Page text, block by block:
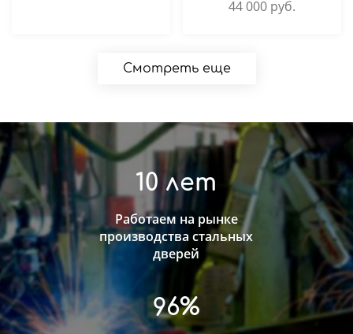
44 000 руб.
Смотреть еще
10 лет
Работаем на рынке
производства стальных
дверей
96%